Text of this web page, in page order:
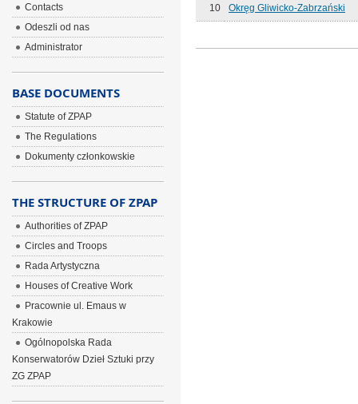
10 Okręg Gliwicko-Zabrzański
Contacts
Odeszli od nas
Administrator
BASE DOCUMENTS
Statute of ZPAP
The Regulations
Dokumenty członkowskie
THE STRUCTURE OF ZPAP
Authorities of ZPAP
Circles and Troops
Rada Artystyczna
Houses of Creative Work
Pracownie ul. Emaus w
Krakowie
Ogólnopolska Rada
Konserwatorów Dzieł Sztuki przy
ZG ZPAP